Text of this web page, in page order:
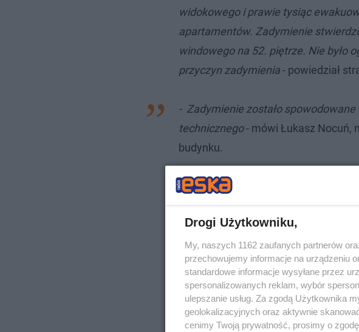
widokowego i prawie tysiąc
apartamentów. Zadymienie
windowego na 52. piętrze. Nie było
przyczyn zadymienia- powiedział
- Zadymienie zostało
technicznego- mówi Łukasz Nocuń,
budynku.
Drogi Użytkowniku,
My, naszych 1162 zaufanych partnerów
przechowujemy informacje na urządzeniu
standardowe informacje wysyłane przez
spersonalizowanych reklam, wybór
ulepszanie usług. Za zgodą Użytkownika
geolokalizacyjnych oraz aktywnie
cenimy Twoją prywatność, prosimy o